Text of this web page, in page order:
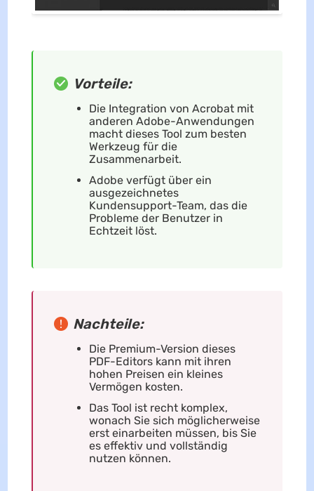
Vorteile:
Die Integration von Acrobat mit
anderen Adobe-Anwendungen
macht dieses Tool zum besten
Werkzeug für die
Zusammenarbeit.
Adobe verfügt über ein
ausgezeichnetes
Kundensupport-Team, das die
Probleme der Benutzer in
Echtzeit löst.
Nachteile:
Die Premium-Version dieses
PDF-Editors kann mit ihren
hohen Preisen ein kleines
Vermögen kosten.
Das Tool ist recht komplex,
wonach Sie sich möglicherweise
erst einarbeiten müssen, bis Sie
es effektiv und vollständig
nutzen können.